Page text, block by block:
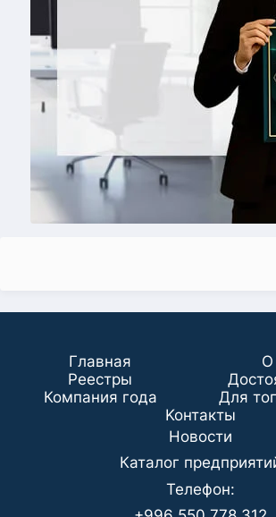
Главная
О
Реестры
Компания года
Для
Koнтaкты
Новости
Каталог
Телефон: